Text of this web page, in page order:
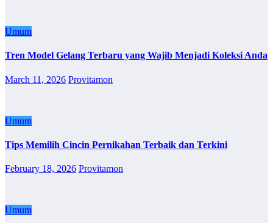
Umum
Tren Model Gelang Terbaru yang Wajib Menjadi Koleksi Anda
March 11, 2026 Provitamon
Umum
Tips Memilih Cincin Pernikahan Terbaik dan Terkini
February 18, 2026 Provitamon
Umum